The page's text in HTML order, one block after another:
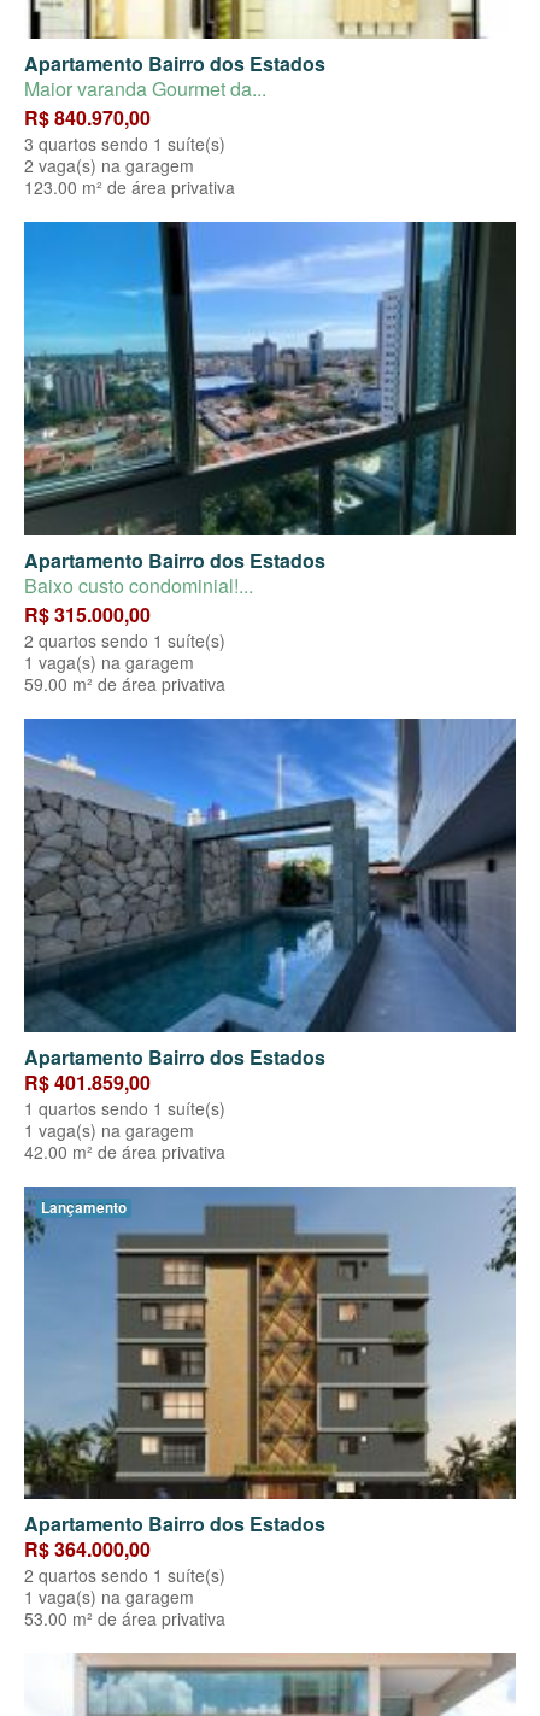
Apartamento Bairro dos Estados
Maior varanda Gourmet da...
R$ 840.970,00
3 quartos sendo 1 suíte(s)
2 vaga(s) na garagem
123.00 m² de área privativa
Apartamento Bairro dos Estados
Baixo custo condominial!...
R$ 315.000,00
2 quartos sendo 1 suíte(s)
1 vaga(s) na garagem
59.00 m² de área privativa
Apartamento Bairro dos Estados
R$ 401.859,00
1 quartos sendo 1 suíte(s)
1 vaga(s) na garagem
42.00 m² de área privativa
Lançamento
Apartamento Bairro dos Estados
R$ 364.000,00
2 quartos sendo 1 suíte(s)
1 vaga(s) na garagem
53.00 m² de área privativa